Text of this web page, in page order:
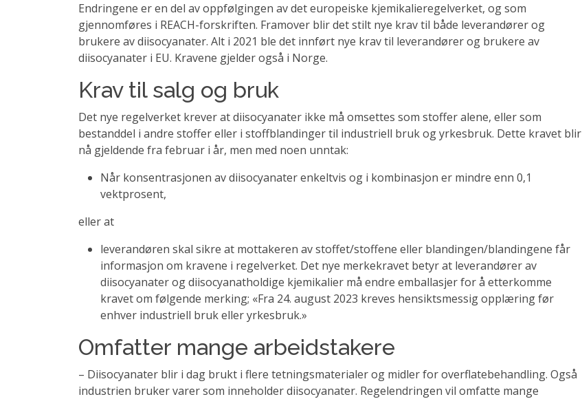
Endringene er en del av oppfølgingen av det europeiske kjemikalieregelverket, og som
gjennomføres i REACH-forskriften. Framover blir det stilt nye krav til både leverandører og
brukere av diisocyanater. Alt i 2021 ble det innført nye krav til leverandører og brukere av
diisocyanater i EU. Kravene gjelder også i Norge.
Krav til salg og bruk
Det nye regelverket krever at diisocyanater ikke må omsettes som stoffer alene, eller som
bestanddel i andre stoffer eller i stoffblandinger til industriell bruk og yrkesbruk. Dette kravet blir
nå gjeldende fra februar i år, men med noen unntak:
Når konsentrasjonen av diisocyanater enkeltvis og i kombinasjon er mindre enn 0,1
vektprosent,
eller at
leverandøren skal sikre at mottakeren av stoffet/stoffene eller blandingen/blandingene får
informasjon om kravene i regelverket. Det nye merkekravet betyr at leverandører av
diisocyanater og diisocyanatholdige kjemikalier må endre emballasjer for å etterkomme
kravet om følgende merking; «Fra 24. august 2023 kreves hensiktsmessig opplæring før
enhver industriell bruk eller yrkesbruk.»
Omfatter mange arbeidstakere
– Diisocyanater blir i dag brukt i flere tetningsmaterialer og midler for overflatebehandling. Også
industrien bruker varer som inneholder diisocyanater. Regelendringen vil omfatte mange